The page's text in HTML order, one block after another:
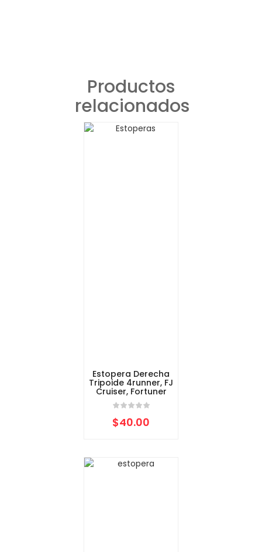
Productos
relacionados
Estopera Derecha
Tripoide 4runner, FJ
Cruiser, Fortuner
$40.00